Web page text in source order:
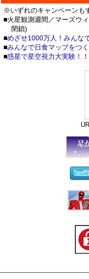
※いずれのキャンペーンも
■火星観測週間／マーズウ
閉鎖)
■めざせ1000万人！みんな
■みんなで日食マップをつ
■惑星で星空視力大実験！